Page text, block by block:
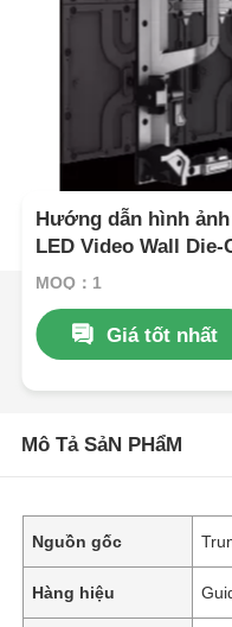
Hướng dẫn hình
LED Video Wall
khấu liền mạch cho
MOQ：1
Giá tốt nhất
Mô Tả SảN PHẩM
Nguồn gốc
Hàng hiệu